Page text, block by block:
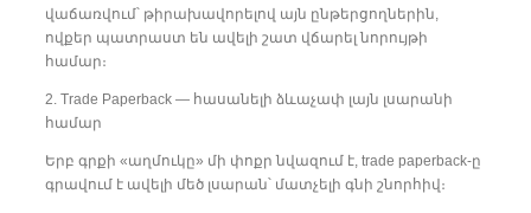
վաճառվում՝ թիրախավորելով այն ընթերցողներին,
ովքեր պատրաստ են ավելի շատ վճարել նորույթի
համար։
2. Trade Paperback — հասանելի ձևաչափ լայն լսարանի
համար
Երբ գրքի «աղմուկը» մի փոքր նվազում է, trade paperback-ը
գրավում է ավելի մեծ լսարան՝ մատչելի գնի շնորհիվ։